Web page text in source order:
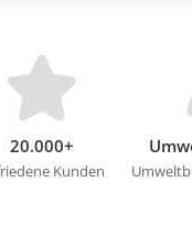
20.000+
Kunden